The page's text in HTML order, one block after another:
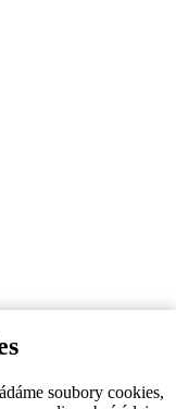
soubory cookies,